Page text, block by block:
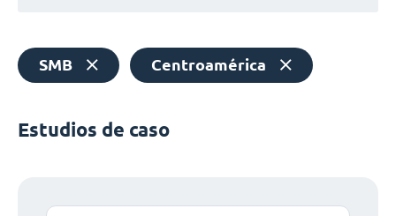
SMB Centroamérica
Estudios de caso